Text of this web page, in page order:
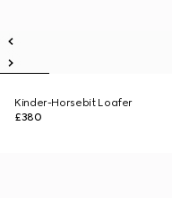
Kinder-Horsebit Loafer
£380